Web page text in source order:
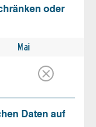
oder
Mai
Daten auf